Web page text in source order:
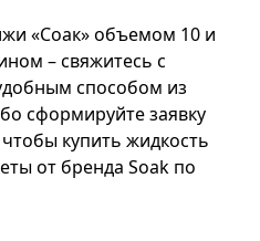
«Соак» объемом 10 и
– свяжитесь с
способом из
сформируйте заявку
купить жидкость
от бренда Soak по